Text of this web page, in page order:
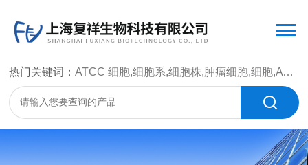
热门关键词：ATCC 细胞,细胞系,细胞株,肿瘤细胞,细胞,ATCC 菌种，CMCC 菌种，标准菌株，质控菌种，微生物菌种，菌株，菌种